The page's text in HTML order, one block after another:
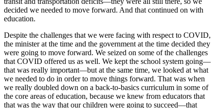
decided we needed to move forward. And that continued on with
education.
Despite the challenges that we were facing with respect to COVID,
the minister at the time and the government at the time decided they
were going to move forward. We seized on some of the challenges
that COVID offered us as well. We kept the school system going—
that was really important—but at the same time, we looked at what
we needed to do in order to move things forward. That was when
we really doubled down on a back-to-basics curriculum in some of
the core areas of education, because we knew from educators that
that was the way that our children were going to succeed—that